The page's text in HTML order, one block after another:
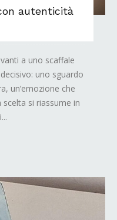
autenticità
a uno scaffale
uno sguardo
un’emozione che
scelta si riassume in